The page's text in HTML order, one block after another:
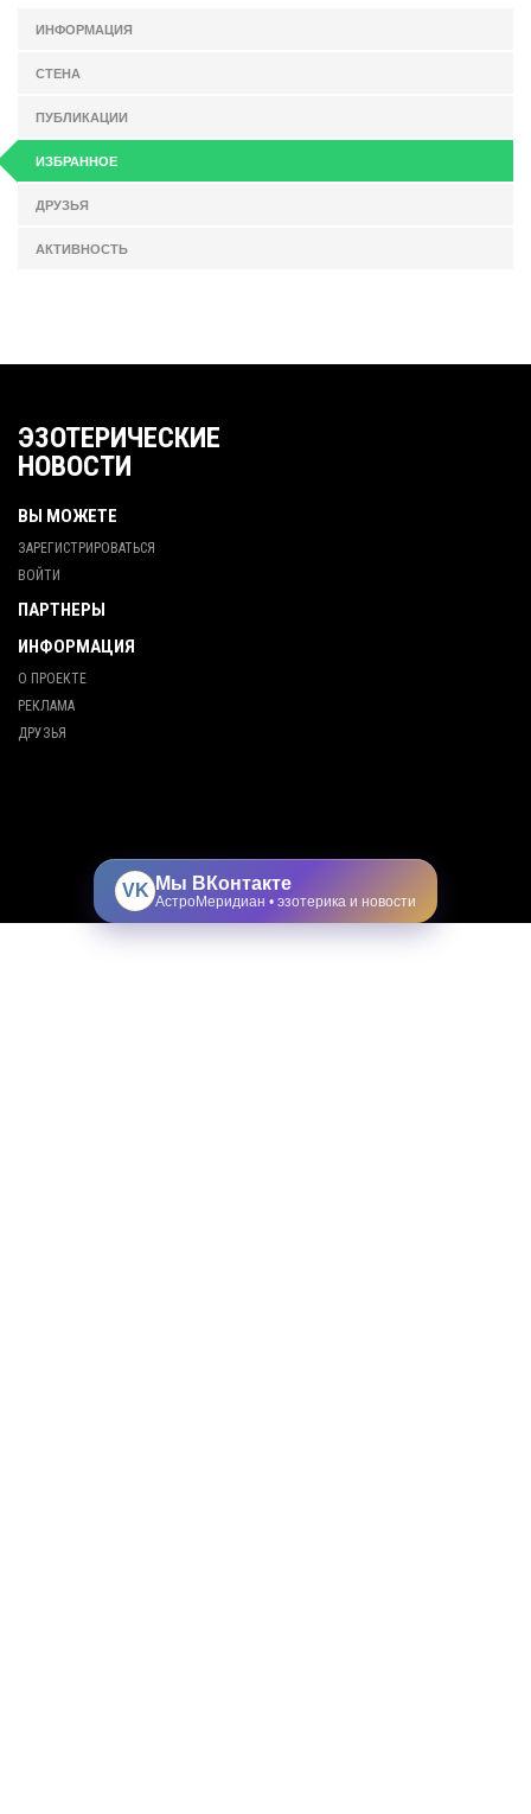
ИНФОРМАЦИЯ
СТЕНА
ПУБЛИКАЦИИ
ИЗБРАННОЕ
ДРУЗЬЯ
АКТИВНОСТЬ
ЭЗОТЕРИЧЕСКИЕ
НОВОСТИ
ВЫ МОЖЕТЕ
ЗАРЕГИСТРИРОВАТЬСЯ
ВОЙТИ
ПАРТНЕРЫ
ИНФОРМАЦИЯ
О ПРОЕКТЕ
РЕКЛАМА
ДРУЗЬЯ
VK Мы ВКонтакте
АстроМеридиан • эзотерика и новости